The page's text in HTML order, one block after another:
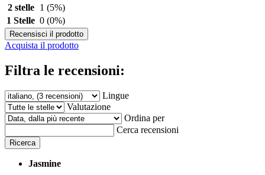
2 stelle
1 (5%)
1 Stelle 0 (0%)
Recensisci il prodotto
Acquista il prodotto
Filtra le recensioni:
Lingue
Valutazione
Ordina per
Cerca recensioni
Ricerca
Jasmine